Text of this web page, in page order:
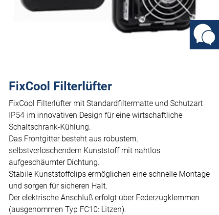
FixCool Filterlüfter
FixCool Filterlüfter mit Standardfiltermatte und Schutzart
IP54 im innovativen Design für eine wirtschaftliche
Schaltschrank-Kühlung.
Das Frontgitter besteht aus robustem,
selbstverlöschendem Kunststoff mit nahtlos
aufgeschäumter Dichtung.
Stabile Kunststoffclips ermöglichen eine schnelle Montage
und sorgen für sicheren Halt.
Der elektrische Anschluß erfolgt über Federzugklemmen
(ausgenommen Typ FC10: Litzen).